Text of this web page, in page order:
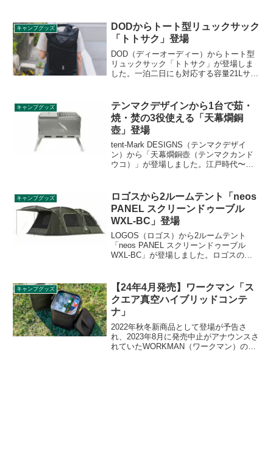
して使用されていた椅子がルーツです。
詳細をレビューします。
キャンプグッズ
DODからトート型リュックサック
「トトサク」登場
DOD（ディーオーディー）からトート型
リュックサック「トトサク」が登場しま
した。一泊二日にも対応する容量21Lサイ
いおり16インチまでのノートPCが収納で
きます。詳細をレビューします。
キャンプグッズ
テンマクデザインから1台で茹・
焼・焚の3役使える「天幕燗銅
壺」登場
tent-Mark DESIGNS（テンマクデザイ
ン）から「天幕燗銅壺（テンマクカンド
ウコ）」が登場しました。江戸時代〜昭
ニークな商品です。1台あれば燗銅壺・チ
ャコールグリル・焚き火台として使えま
す。詳細をレビューします。
キャンプグッズ
ロゴスから2ルームテント「neos
PANEL スクリーンドゥーブル
WXL-BC」登場
LOGOS（ロゴス）から2ルームテント
「neos PANEL スクリーンドゥーブル
WXL-BC」が登場しました。ロゴスの代
ための工夫がたくさん詰まったテントで
す。詳細をレビューします。
キャンプグッズ
【24年4月発売】ワークマン「ス
クエア真空ハイブリッドコンテ
ナ」
2022年秋冬新商品として登場が予告さ
れ、2023年8月に発売中止がアナウンスさ
れていたWORKMAN（ワークマン）の